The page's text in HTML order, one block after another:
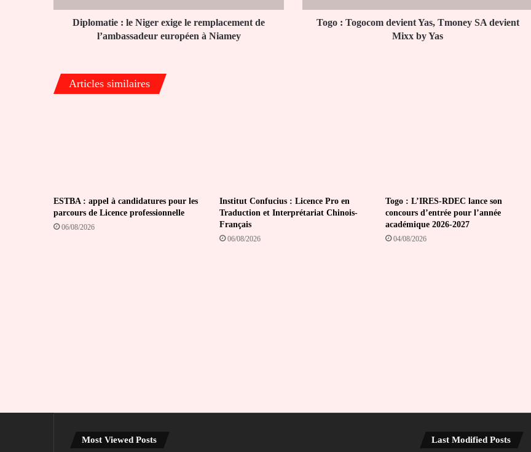
l’ambassadeur
européenDiplomatie : le Niger exige le remplacement de
l’ambassadeur européen à Niamey
Mixx
Togo : Togocom devient Yas, Tmoney SA devient
Mixx by Yas
Articles similaires
ESTBA : appel à candidatures pour les
parcours de Licence professionnelle
06/08/2026
Institut Confucius : Licence Pro en
Traduction et Interprétariat Chinois-
Français
06/08/2026
Togo : L’IRES-RDEC lance son
concours d’entrée pour l’année
académique 2026-2027
04/08/2026
Most Viewed Posts Last Modified Posts